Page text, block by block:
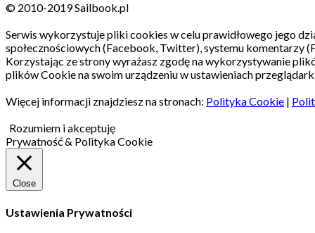
© 2010-2019 Sailbook.pl
Serwis wykorzystuje pliki cookies w celu prawidłowego jego
społecznościowych (Facebook, Twitter), systemu komentarzy
Korzystając ze strony wyrażasz zgodę na wykorzystywanie
plików Cookie na swoim urządzeniu w ustawieniach
Więcej informacji znajdziesz na stronach: Polityka Cookie |
Rozumiem i akceptuję
Prywatność & Polityka Cookie
Close
Ustawienia Prywatności